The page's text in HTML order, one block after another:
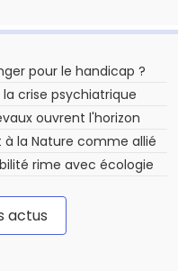
pour le handicap ?
la crise psychiatrique
ouvrent l'horizon
la Nature comme allié
rime avec écologie
actus